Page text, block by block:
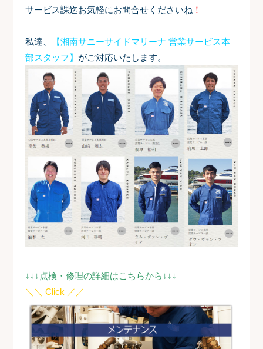
サービス課迄お気軽にお問合せくださいね ！
私達、
【湘南サニーサイドマリーナ 営業サービス本
部スタッフ】 がご対応いたします。
↓↓↓点検・修理の詳細はこちらから↓↓↓
＼＼ Click ／／